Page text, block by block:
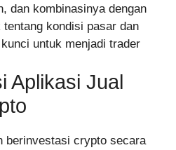
dan kombinasinya dengan
tentang kondisi pasar dan
untuk menjadi trader
Aplikasi Jual
berinvestasi crypto secara